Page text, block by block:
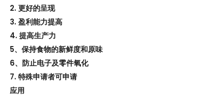
2. 更好的呈现
3. 盈利能力提高
4. 提高生产力
5、保持食物的新鲜度和原味
6、防止电子及零件氧化
7. 特殊申请者可申请
应用